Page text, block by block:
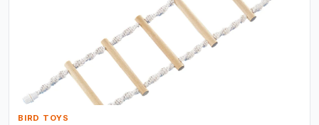
BIRD TOYS